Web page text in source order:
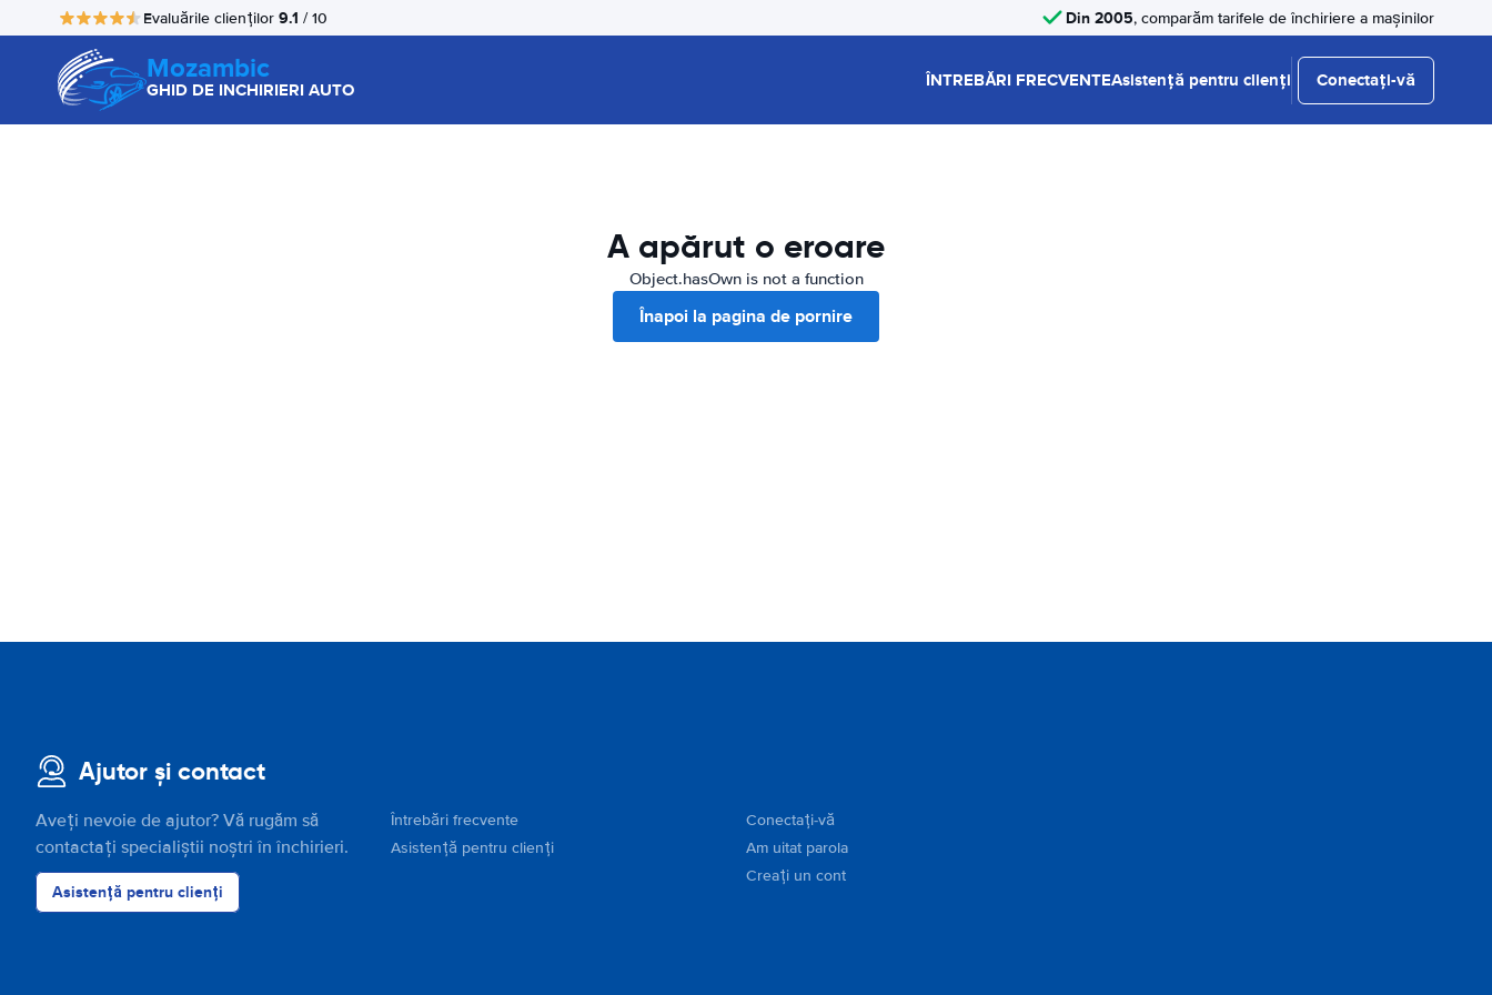
Evaluările clienților 9.1 / 10 Din 2005, comparăm tarifele de închiriere a mașinilor
Mozambic
GHID DE INCHIRIERI AUTO ÎNTREBĂRI FRECVENTEAsistență pentru clienți Conectați-vă
A apărut o eroare
Object.hasOwn is not a function
Înapoi la pagina de pornire
Ajutor și contact
Aveți nevoie de ajutor? Vă rugăm să
contactați specialiștii noștri în închirieri.
Asistență pentru clienți
Întrebări frecvente
Asistență pentru clienți
Conectați-vă
Am uitat parola
Creați un cont